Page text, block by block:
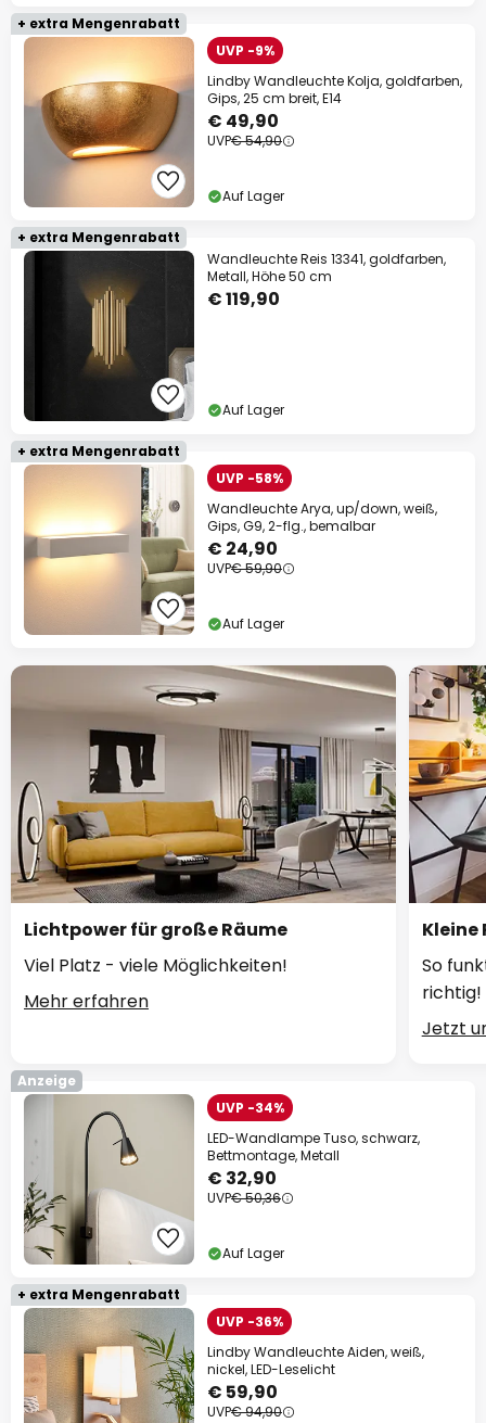
+ extra Mengenrabatt
UVP -9%
Lindby Wandleuchte Kolja, goldfarben,
Gips, 25 cm breit, E14
€ 49,90
UVP€ 54,90
Auf Lager
+ extra Mengenrabatt
Wandleuchte Reis 13341, goldfarben,
Metall, Höhe 50 cm
€ 119,90
Auf Lager
+ extra Mengenrabatt
UVP -58%
Wandleuchte Arya, up/down, weiß,
Gips, G9, 2-flg., bemalbar
€ 24,90
UVP€ 59,90
Auf Lager
Lichtpower für große Räume
Viel Platz - viele Möglichkeiten!
Mehr erfahren
Kleine
So
richtig!
Jetzt
Anzeige
UVP -34%
LED-Wandlampe Tuso, schwarz,
Bettmontage, Metall
€ 32,90
UVP€ 50,36
Auf Lager
+ extra Mengenrabatt
UVP -36%
Lindby Wandleuchte Aiden, weiß,
nickel, LED-Leselicht
€ 59,90
UVP€ 94,90